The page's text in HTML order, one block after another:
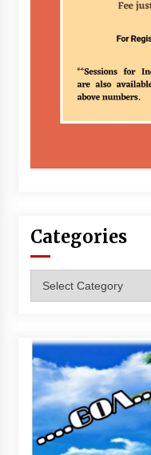
Categories